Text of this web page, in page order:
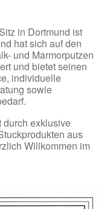
in Dortmund ist
hat sich auf den
und Marmorputzen
und bietet seinen
individuelle
sowie
durch exklusive
aus
Willkommen im